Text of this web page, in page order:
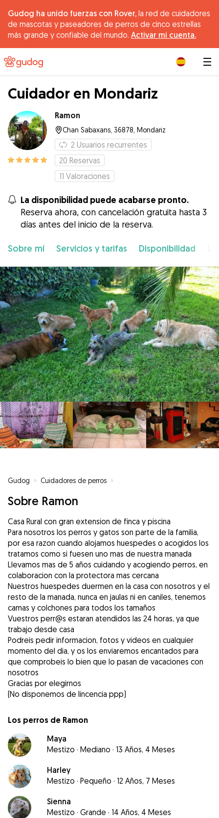
Gudog ha unido fuerzas con Rover, la red de cuidadores
de mascotas y paseadores de perros de cinco estrellas
más grande y confiable del mundo. Activar mi cuenta.
Cuidador en Mondariz
Ramon
Chan Sabaxans, 36878, Mondariz
2 Usuarios recurrentes
20 Reservas
11 Valoraciones
La disponibilidad puede acabarse pronto.
Reserva ahora, con cancelación gratuita hasta 3
días antes del inicio de la reserva.
Sobre mí Servicios y tarifas Disponibilidad
Gudog » Cuidadores de perros »
Sobre Ramon
Casa Rural con gran extension de finca y piscina
Para nosotros los perros y gatos son parte de la familia,
por esa razon cuando alojamos huespedes o acogidos los
tratamos como si fuesen uno mas de nuestra manada
Llevamos mas de 5 años cuidando y acogiendo perros, en
colaboracion con la protectora mas cercana
Nuestros huespedes duermen en la casa con nosotros y el
resto de la manada, nunca en jaulas ni en caniles, tenemos
camas y colchones para todos los tamaños
Vuestros perr@s estaran atendidos las 24 horas, ya que
trabajo desde casa
Podreis pedir informacion, fotos y videos en cualquier
momento del dia, y os los enviaremos encantados para
que comprobeis lo bien que lo pasan de vacaciones con
nosotros
Gracias por elegirnos
(No disponemos de lincencia ppp)
Los perros de Ramon
Maya
Mestizo · Mediano · 13 Años, 4 Meses
Harley
Mestizo · Pequeño · 12 Años, 7 Meses
Sienna
Mestizo · Grande · 14 Años, 4 Meses